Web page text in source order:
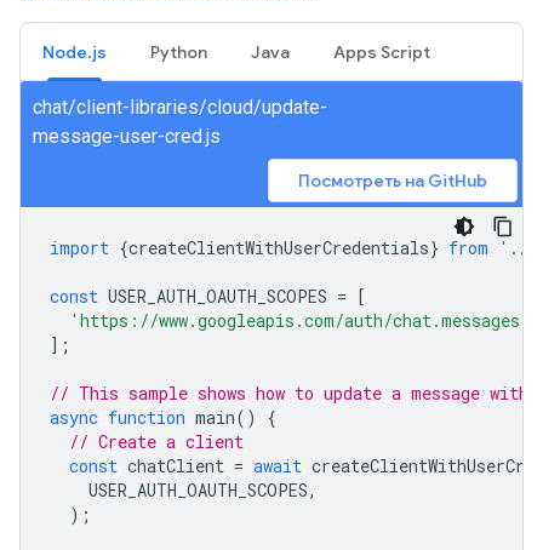
Node.js Python Java Apps Script
chat/client-libraries/cloud/update-
message-user-cred.js
Посмотреть на GitHub
import {createClientWithUserCredentials} from './
const USER_AUTH_OAUTH_SCOPES = [
'https://www.googleapis.com/auth/chat.messages'
];
// This sample shows how to update a message
async function main()
{
// Create a client
const chatClient = await
USER_AUTH_OAUTH_SCOPES,
);